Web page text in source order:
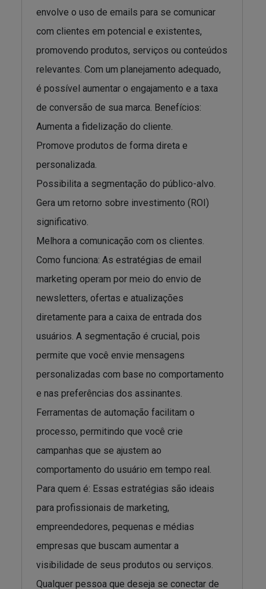
envolve o uso de emails para se comunicar
com clientes em potencial e existentes,
promovendo produtos, serviços ou conteúdos
relevantes. Com um planejamento adequado,
é possível aumentar o engajamento e a taxa
de conversão de sua marca. Benefícios:
Aumenta a fidelização do cliente.
Promove produtos de forma direta e
personalizada.
Possibilita a segmentação do público-alvo.
Gera um retorno sobre investimento (ROI)
significativo.
Melhora a comunicação com os clientes.
Como funciona: As estratégias de email
marketing operam por meio do envio de
newsletters, ofertas e atualizações
diretamente para a caixa de entrada dos
usuários. A segmentação é crucial, pois
permite que você envie mensagens
personalizadas com base no comportamento
e nas preferências dos assinantes.
Ferramentas de automação facilitam o
processo, permitindo que você crie
campanhas que se ajustem ao
comportamento do usuário em tempo real.
Para quem é: Essas estratégias são ideais
para profissionais de marketing,
empreendedores, pequenas e médias
empresas que buscam aumentar a
visibilidade de seus produtos ou serviços.
Qualquer pessoa que deseja se conectar de